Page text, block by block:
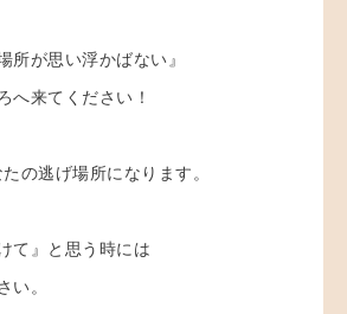
所が思い浮かばない』
へ来てください！
の逃げ場所になります。
て』と思う時には
い。